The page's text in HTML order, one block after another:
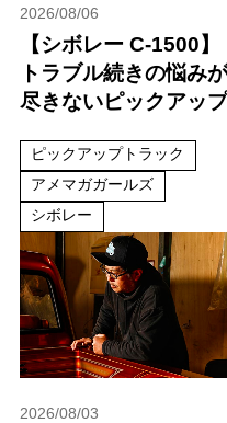
2026/08/06
【シボレー C-1500】
トラブル続きの悩みが
尽きないピックアップ
ピックアップトラック
アメマガガールズ
シボレー
2026/08/03